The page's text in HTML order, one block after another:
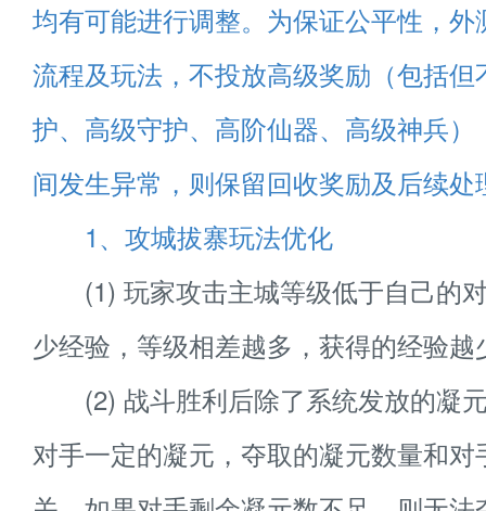
均有可能进行调整。为保证公平性，
流程及玩法，不投放高级奖励（包括但
护、高级守护、高阶仙器、高级神兵
间发生异常，则保留回收奖励及后续处
1、攻城拔寨玩法优化
(1) 玩家攻击主城等级低于自己的
少经验，等级相差越多，获得的经验越
(2) 战斗胜利后除了系统发放的凝
对手一定的凝元，夺取的凝元数量和